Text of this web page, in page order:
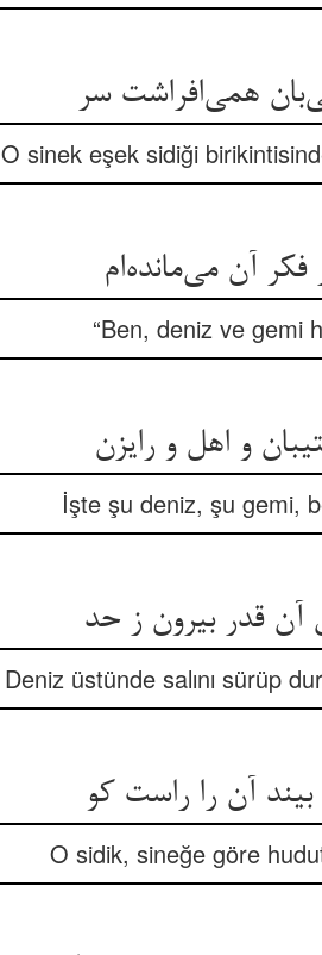
همی‌‌افراشت سر
O sinek eşek sidiği
“Ben, deniz ve gemi
İşte şu deniz, şu gemi,
قدر بیرون ز حد
Deniz üstünde salını sürüp
آن را راست کو
O sidik, sineğe göre